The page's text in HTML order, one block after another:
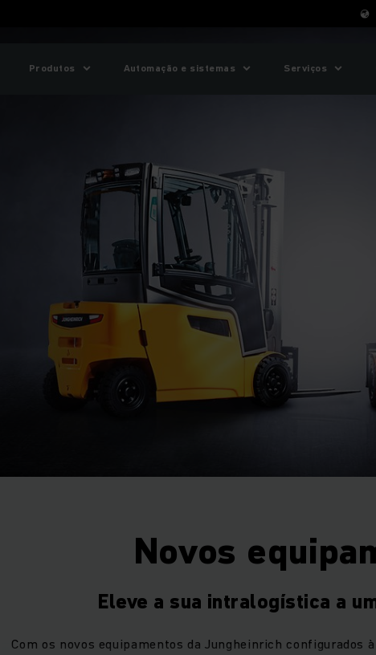
Produtos Automação e sistemas Serviços
Novos
Eleve a sua intralogística a
Com os novos equipamentos da Jungheinrich configurados